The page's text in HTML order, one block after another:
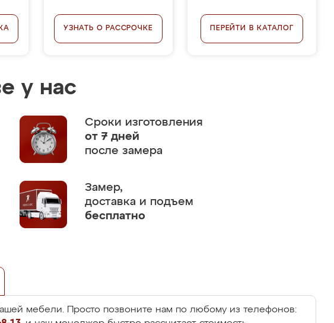
УЗНАТЬ О РАССРОЧКЕ ПЕРЕЙТИ В КАТАЛОГ
у нас
Сроки изготовления
от 7 дней
после замера
Замер,
доставка и подъем
бесплатно
мебели. Просто позвоните нам по любому из телефонов: